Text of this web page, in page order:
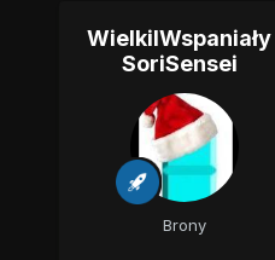
WielkiIWspaniały
SoriSensei
Brony